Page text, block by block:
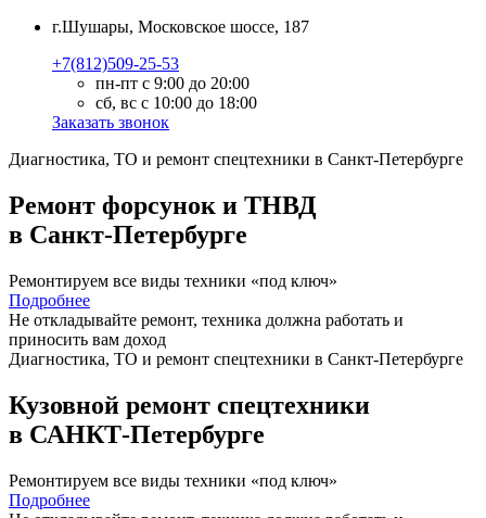
г.Шушары, Московское шоссе, 187
+7(812)509-25-53
пн-пт с 9:00 до 20:00
сб, вс с 10:00 до 18:00
Заказать звонок
Диагностика, ТО и ремонт спецтехники в Санкт-Петербурге
Ремонт форсунок и ТНВД
в Санкт-Петербурге
Ремонтируем все виды техники «под ключ»
Подробнее
Не откладывайте ремонт, техника должна работать и
приносить вам доход
Диагностика, ТО и ремонт спецтехники в Санкт-Петербурге
Кузовной ремонт спецтехники
в САНКТ-Петербурге
Ремонтируем все виды техники «под ключ»
Подробнее